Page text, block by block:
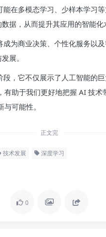
能在多模态学习、少样本学习
据，从而提升其应用的智能化
为商业决策、个性化服务以
展。
，它不仅展示了人工智能的
助于我们更好地把握 AI 技
可能性。
正文完
技术发展 深度学习
0